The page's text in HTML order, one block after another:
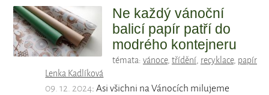
Ne každý vánoční
balicí papír patří do
modrého kontejneru
témata: vánoce, třídění, recyklace, papír
Lenka Kadlíková
09. 12. 2024: Asi všichni na Vánocích milujeme